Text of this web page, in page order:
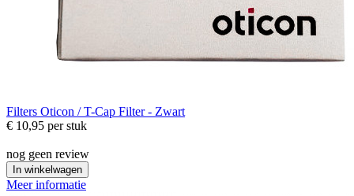
Filters Oticon / T-Cap Filter - Zwart
€ 10,95 per stuk
nog geen review
In winkelwagen
Meer informatie